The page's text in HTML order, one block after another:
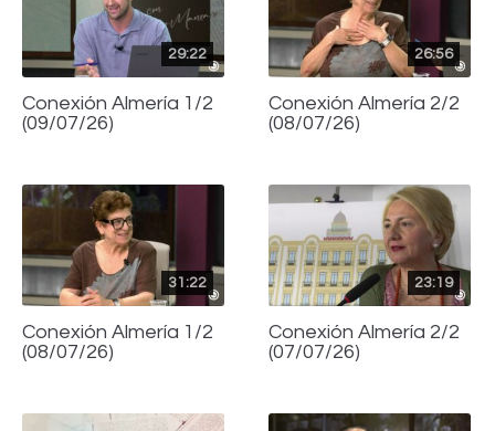
29:22
Conexión Almería 1/2
(09/07/26)
26:56
Conexión Almería 2/2
(08/07/26)
31:22
Conexión Almería 1/2
(08/07/26)
23:19
Conexión Almería 2/2
(07/07/26)